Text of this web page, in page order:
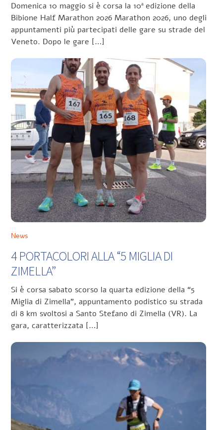
Domenica 10 maggio si è corsa la 10ª edizione della
Bibione Half Marathon 2026 Marathon 2026, uno degli
appuntamenti più partecipati delle gare su strade del
Veneto. Dopo le gare […]
News
4 PORTACOLORI ALLA “5 MIGLIA DI
ZIMELLA”
Si è corsa sabato scorso la quarta edizione della “5
Miglia di Zimella”, appuntamento podistico su strada
di 8 km svoltosi a Santo Stefano di Zimella (VR). La
gara, caratterizzata […]